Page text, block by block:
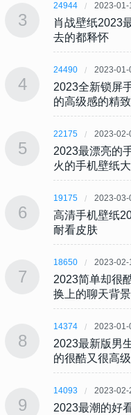
3
24944 2023-01-
肖战壁纸2023
去的都释怀
4
24490 2023-01-
2023全新锁屏
的高级感的精
5
22175 2023-02-
2023最漂亮的
火的手机壁纸
6
19175 2023-03-
高清手机壁纸
耐看皮肤
7
18650 2023-02-
2023简单却很
换上的聊天背
8
14374 2023-01-
2023最新版男
的很酷又很高
9
14093 2023-02-
2023最潮的好